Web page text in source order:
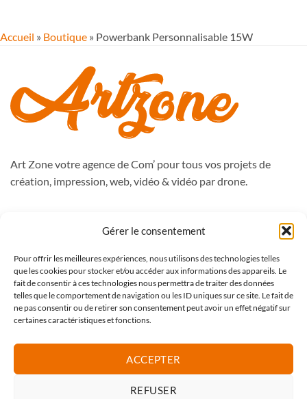
Gérer le consentement
Pour offrir les meilleures expériences, nous utilisons des technologies telles
que les cookies pour stocker et/ou accéder aux informations des appareils. Le
fait de consentir à ces technologies nous permettra de traiter des données
telles que le comportement de navigation ou les ID uniques sur ce site. Le fait de
ne pas consentir ou de retirer son consentement peut avoir un effet négatif sur
certaines caractéristiques et fonctions.
ACCEPTER
REFUSER
Accueil » Boutique » Powerbank Personnalisable 15W
Art Zone votre agence de Com’ pour tous vos projets de
création, impression, web, vidéo & vidéo par drone.
988, route de Péronne
Tél : 09.50.51.76.47
contact@artzone.fr